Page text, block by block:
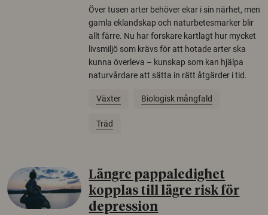
Över tusen arter behöver ekar i sin närhet, men
gamla eklandskap och naturbetesmarker blir
allt färre. Nu har forskare kartlagt hur mycket
livsmiljö som krävs för att hotade arter ska
kunna överleva – kunskap som kan hjälpa
naturvårdare att sätta in rätt åtgärder i tid.
Växter Biologisk mångfald
Träd
Längre pappaledighet
kopplas till lägre risk för
depression